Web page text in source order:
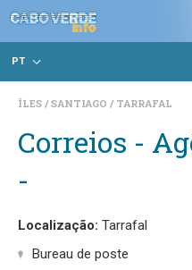
PT
ÎLES SANTIAGO TARRAFAL
Correios -
-
Localização: Tarrafal
Bureau de poste